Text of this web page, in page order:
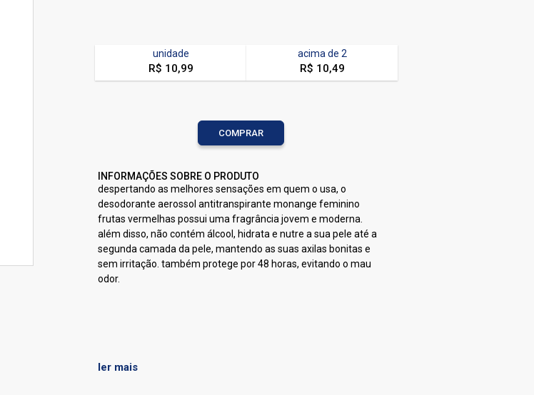
unidade
R$ 10,99
acima de 2
R$ 10,49
COMPRAR
INFORMAÇÕES SOBRE O PRODUTO
despertando as melhores sensações em quem o usa, o
desodorante aerossol antitranspirante monange feminino
frutas vermelhas possui uma fragrância jovem e moderna.
além disso, não contém álcool, hidrata e nutre a sua pele até a
segunda camada da pele, mantendo as suas axilas bonitas e
sem irritação. também protege por 48 horas, evitando o mau
odor.
ler mais